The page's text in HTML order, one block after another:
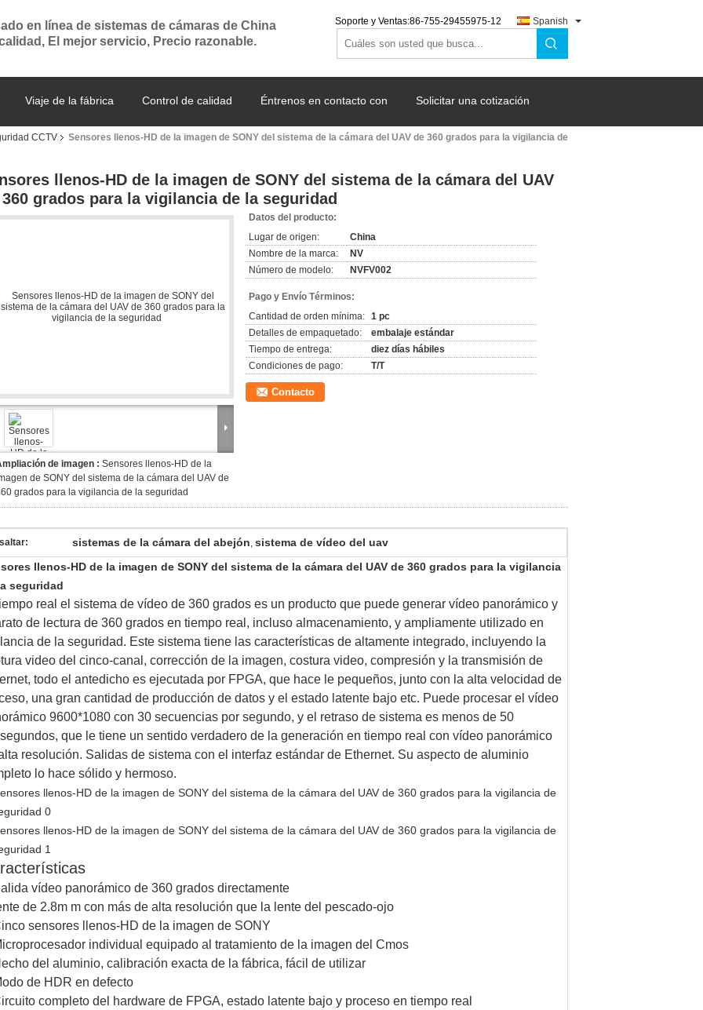
en línea de sistemas de cámaras de China
El mejor servicio, Precio razonable.
Soporte y Ventas:86-755-29455975-12 Spanish
Viaje de la fábrica Control de calidad Éntrenos en contacto con Solicitar una cotización
CCTV
Sensores llenos-HD de la imagen de SONY del sistema de la cámara del UAV de 360 grados para la vigilancia de
llenos-HD de la imagen de SONY del sistema de la cámara del UAV
grados para la vigilancia de la seguridad
de imagen : Sensores llenos-HD de la
de SONY del sistema de la cámara del UAV de
grados para la vigilancia de la seguridad
Datos del producto:
Lugar de origen:
China
Nombre de la marca:
NV
Número de modelo:
NVFV002
Pago y Envío Términos:
Cantidad de orden mínima: 1 pc
Detalles de empaquetado:
embalaje estándar
Tiempo de entrega:
diez días hábiles
Condiciones de pago:
T/T
Contacto
sistemas de la cámara del abejón, sistema de vídeo del uav
llenos-HD de la imagen de SONY del sistema de la cámara del UAV de 360 grados para la vigilancia
seguridad
real el sistema de vídeo de 360 grados es un producto que puede generar vídeo panorámico y
de lectura de 360 grados en tiempo real, incluso almacenamiento, y ampliamente utilizado en
de la seguridad. Este sistema tiene las características de altamente integrado, incluyendo la
video del cinco-canal, corrección de la imagen, costura video, compresión y la transmisión de
todo el antedicho es ejecutada por FPGA, que hace le pequeños, junto con la alta velocidad de
una gran cantidad de producción de datos y el estado latente bajo etc. Puede procesar el vídeo
9600*1080 con 30 secuencias por segundo, y el retraso de sistema es menos de 50
que le tiene un sentido verdadero de la generación en tiempo real con vídeo panorámico
resolución. Salidas de sistema con el interfaz estándar de Ethernet. Su aspecto de aluminio
lo hace sólido y hermoso.
vídeo panorámico de 360 grados directamente
de 2.8m m con más de alta resolución que la lente del pescado-ojo
sensores llenos-HD de la imagen de SONY
individual equipado al tratamiento de la imagen del Cmos
del aluminio, calibración exacta de la fábrica, fácil de utilizar
de HDR en defecto
completo del hardware de FPGA, estado latente bajo y proceso en tiempo real